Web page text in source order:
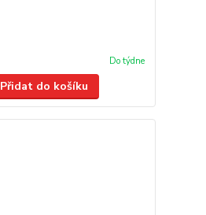
Do týdne
Přidat do košíku